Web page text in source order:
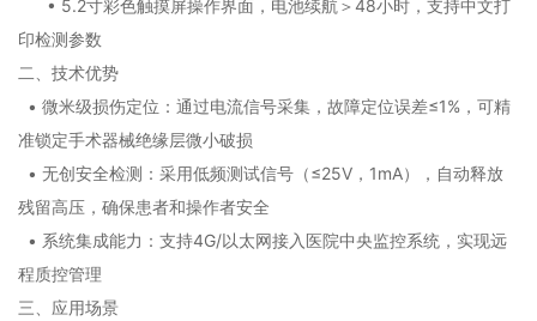
• 5.2寸彩色触摸屏操作界面，电池续航＞48小时，支持中文打
印检测参数
二、技术优势
• 微米级损伤定位：通过电流信号采集，故障定位误差≤1%，可精
准锁定手术器械绝缘层微小破损
• 无创安全检测：采用低频测试信号（≤25V，1mA），自动释放
残留高压，确保患者和操作者安全
• 系统集成能力：支持4G/以太网接入医院中央监控系统，实现远
程质控管理
三、应用场景